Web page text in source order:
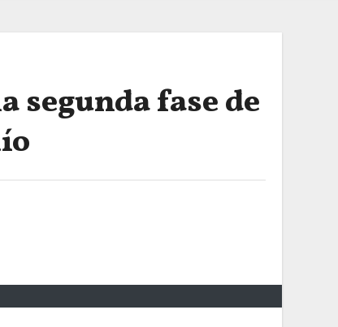
fase de